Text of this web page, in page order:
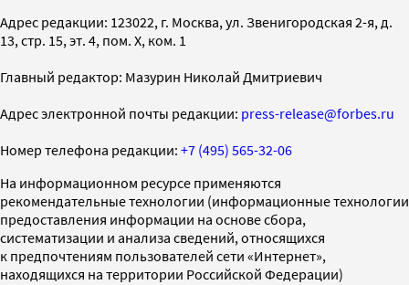
Адрес редакции: 123022, г. Москва, ул. Звенигородская 2-я, д.
13, стр. 15, эт. 4, пом. X, ком. 1
Главный редактор: Мазурин Николай Дмитриевич
Адрес электронной почты редакции: press-release@forbes.ru
Номер телефона редакции: +7 (495) 565-32-06
На информационном ресурсе применяются
рекомендательные технологии (информационные технологии
предоставления информации на основе сбора,
систематизации и анализа сведений, относящихся
к предпочтениям пользователей сети «Интернет»,
находящихся на территории Российской Федерации)